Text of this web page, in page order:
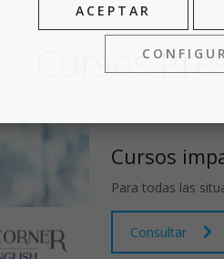
Cursos
Cursos
Para todas las
Consultar
ACEPTAR